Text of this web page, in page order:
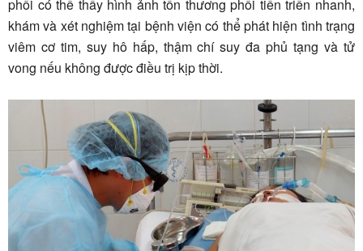
phổi có thể thấy hình ảnh tổn thương phổi tiến triển nhanh,
khám và xét nghiệm tại bệnh viện có thể phát hiện tình trạng
viêm cơ tim, suy hô hấp, thậm chí suy đa phủ tạng và tử
vong nếu không được điều trị kịp thời.